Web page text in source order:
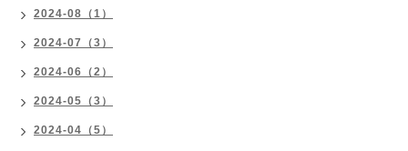
2024-08（1）
2024-07（3）
2024-06（2）
2024-05（3）
2024-04（5）